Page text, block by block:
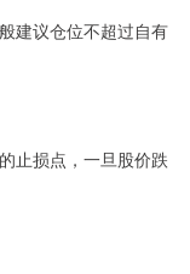
建议仓位不超过自有
止损点，一旦股价跌